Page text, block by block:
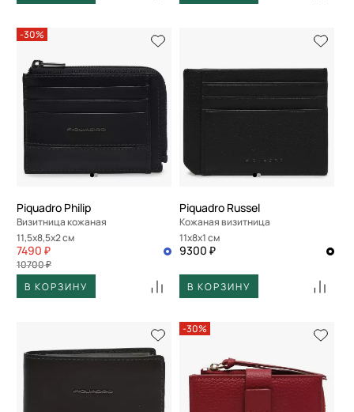
-30%
Piquadro Philip
Визитница кожаная
11,5x8,5x2 см
7490 ₽
10700 ₽
В КОРЗИНУ
Piquadro Russel
Кожаная визитница
11x8x1 см
9300 ₽
В КОРЗИНУ
-30%